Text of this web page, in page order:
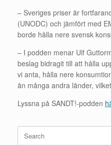
– Sveriges priser är
(UNODC) och jämfört med
borde hålla nere svensk
– I podden menar Ulf
beslag bidragit till att hålla
vi anta, hålla nere
än många andra länder,
Lyssna på SANDT!-podden
Search
for: